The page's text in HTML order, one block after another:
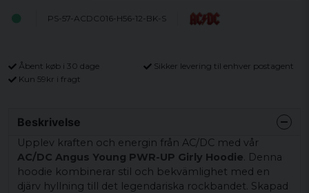
PS-57-ACDC016-H56-12-BK-S
Åbent køb i 30 dage
Sikker levering til enhver postagent
Kun 59kr i fragt
Beskrivelse
Upplev kraften och energin från AC/DC med vår
AC/DC Angus Young PWR-UP Girly Hoodie. Denna
hoodie kombinerar stil och bekvämlighet med en
djärv hyllning till det legendariska rockbandet. Skapad